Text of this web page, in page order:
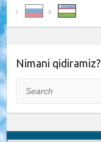
Nimani qidiramiz?